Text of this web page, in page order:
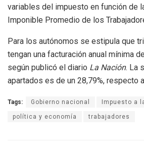
variables del impuesto en función de
Imponible Promedio de los
Para los autónomos se estipula que
tengan una facturación anual mínima de
según publicó el diario La Nación. La
apartados es de un 28,79%, respecto
Tags: Gobierno nacional Impuesto a
política y economía trabajadores